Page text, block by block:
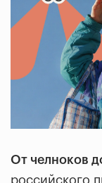
От челноков
российского